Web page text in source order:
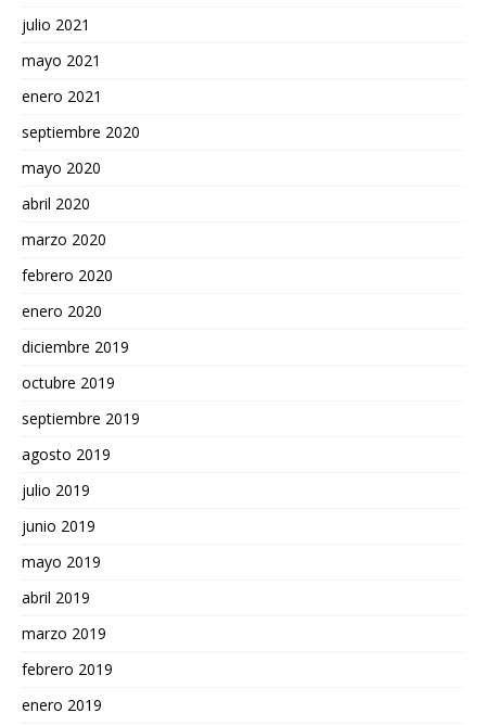
julio 2021
mayo 2021
enero 2021
septiembre 2020
mayo 2020
abril 2020
marzo 2020
febrero 2020
enero 2020
diciembre 2019
octubre 2019
septiembre 2019
agosto 2019
julio 2019
junio 2019
mayo 2019
abril 2019
marzo 2019
febrero 2019
enero 2019